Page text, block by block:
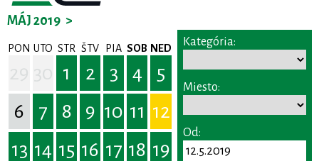
MÁJ 2019 >
PON UTO STR ŠTV PIA SOB NED
1 2 3 4
5
6
7 8 9 10 11 12
13 14 15 16 17 18 19
Kategória:
Miesto:
Od: